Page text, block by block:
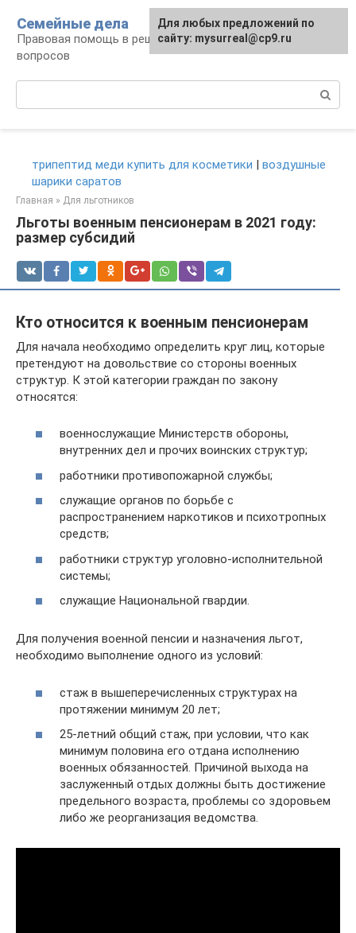
контенту
Семейные дела
Правовая помощь в решении семейных
вопросов
трипептид меди купить для косметики | воздушные
шарики саратов
Главная » Для льготников
Льготы военным пенсионерам в 2021 году:
размер субсидий
Кто относится к военным пенсионерам
Для начала необходимо определить круг лиц, которые
претендуют на довольствие со стороны военных
структур. К этой категории граждан по закону
относятся:
военнослужащие Министерств обороны,
внутренних дел и прочих воинских структур;
работники противопожарной службы;
служащие органов по борьбе с
распространением наркотиков и психотропных
средств;
работники структур уголовно-исполнительной
системы;
служащие Национальной гвардии.
Для получения военной пенсии и назначения льгот,
необходимо выполнение одного из условий:
стаж в вышеперечисленных структурах на
протяжении минимум 20 лет;
25-летний общий стаж, при условии, что как
минимум половина его отдана исполнению
военных обязанностей. Причиной выхода на
заслуженный отдых должны быть достижение
предельного возраста, проблемы со здоровьем
либо же реорганизация ведомства.
Для любых предложений по
сайту: mysurreal@cp9.ru